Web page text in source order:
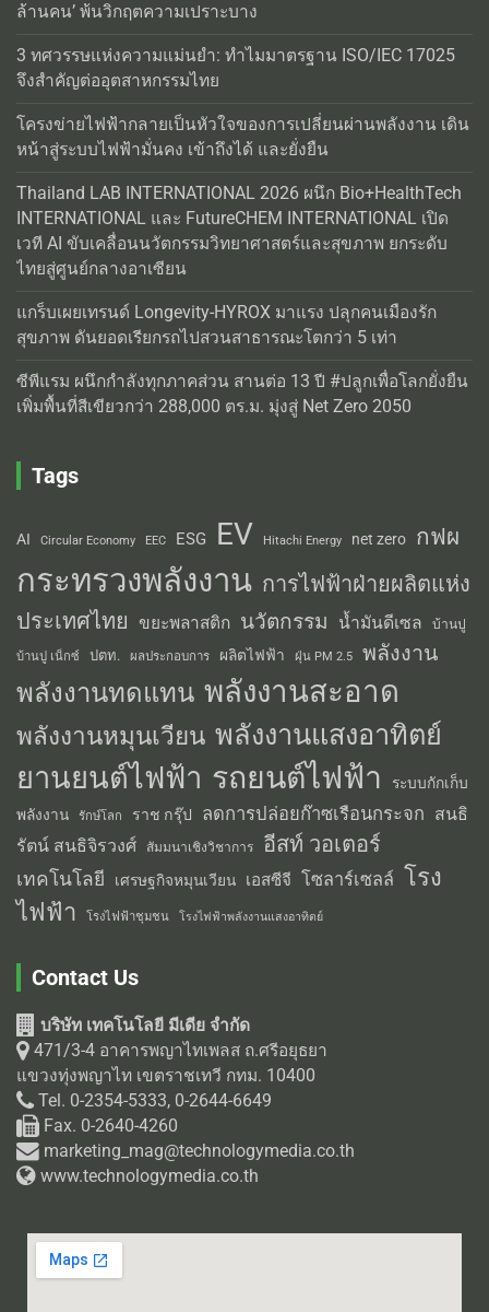
ล้านคน’ พ้นวิกฤตความเปราะบาง
3 ทศวรรษแห่งความแม่นยำ: ทำไมมาตรฐาน ISO/IEC 17025
จึงสำคัญต่ออุตสาหกรรมไทย
โครงข่ายไฟฟ้ากลายเป็นหัวใจของการเปลี่ยนผ่านพลังงาน เดิน
หน้าสู่ระบบไฟฟ้ามั่นคง เข้าถึงได้ และยั่งยืน
Thailand LAB INTERNATIONAL 2026 ผนึก Bio+HealthTech
INTERNATIONAL และ FutureCHEM INTERNATIONAL เปิด
เวที AI ขับเคลื่อนนวัตกรรมวิทยาศาสตร์และสุขภาพ ยกระดับ
ไทยสู่ศูนย์กลางอาเซียน
แกร็บเผยเทรนด์ Longevity-HYROX มาแรง ปลุกคนเมืองรัก
สุขภาพ ดันยอดเรียกรถไปสวนสาธารณะโตกว่า 5 เท่า
ซีพีแรม ผนึกกำลังทุกภาคส่วน สานต่อ 13 ปี #ปลูกเพื่อโลกยั่งยืน
เพิ่มพื้นที่สีเขียวกว่า 288,000 ตร.ม. มุ่งสู่ Net Zero 2050
Tags
AI Circular Economy EEC ESG EV Hitachi Energy net zero กฟผ
กระทรวงพลังงาน การไฟฟ้าฝ่ายผลิตแห่ง
ประเทศไทย
ขยะพลาสติก นวัตกรรม น้ำมันดีเซล บ้านปู
บ้านปู เน็กซ์ ปตท. ผลประกอบการ ผลิตไฟฟ้า ฝุ่น PM 2.5 พลังงาน
พลังงานทดแทน พลังงานสะอาด
พลังงานหมุนเวียน พลังงานแสงอาทิตย์
ยานยนต์ไฟฟ้า รถยนต์ไฟฟ้า
ระบบกักเก็บ
พลังงาน
รักษ์โลก ราช กรุ๊ป ลดการปล่อยก๊าซเรือนกระจก สนธิ
รัตน์ สนธิจิรวงศ์
สัมมนาเชิงวิชาการ อีสท์ วอเตอร์
เทคโนโลยี เศรษฐกิจหมุนเวียน เอสซีจี โซลาร์เซลล์ โรง
ไฟฟ้า
โรงไฟฟ้าชุมชน โรงไฟฟ้าพลังงานแสงอาทิตย์
Contact Us
บริษัท เทคโนโลยี มีเดีย จำกัด
471/3-4 อาคารพญาไทเพลส ถ.ศรีอยุธยา
แขวงทุ่งพญาไท เขตราชเทวี กทม. 10400
Tel. 0-2354-5333, 0-2644-6649
Fax. 0-2640-4260
marketing_mag@technologymedia.co.th
www.technologymedia.co.th